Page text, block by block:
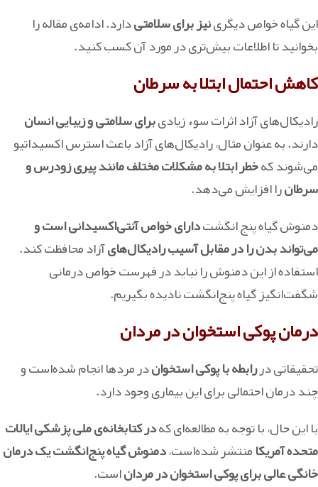
این گیاه خواص دیگرینیز برای سلامتیدارد. ادامه‌ی مقاله را
بخوانید تا اطلاعات بیش‌تری در مورد آن کسب کنید.
کاهش احتمال ابتلا به سرطان
رادیکال‌های آزاد اثرات سوء زیادیبرای سلامتی و زیبایی انسان
دارند. به عنوان مثال، رادیکال‌های آزاد باعث استرس اکسیداتیو
می‌شوند کهخطر ابتلا به مشکلات مختلف مانند پیری زودرس و
سرطانرا افزایش می‌دهد.
دمنوش گیاه پنج انگشتدارای خواص آنتی‌اکسیدانی است و
می‌تواند بدن را در مقابل آسیب رادیکال‌هایآزاد محافظت کند.
استفاده از این دمنوش را نباید در فهرست خواص درمانی
شگفت‌انگیز گیاه پنج‌انگشت نادیده بگیریم.
درمان پوکی استخوان در مردان
تحقیقاتی دررابطه با پوکی استخواندر مردها انجام شده‌است و
چند درمان احتمالی برای این بیماری وجود دارد.
با این حال، با توجه به مطالعه‌ای کهدر کتابخانه­‌ی ملی پزشکی ایالات
متحده آمریکامنتشر شده‌است،دمنوش گیاه پنج‌انگشت یک درمان
خانگی عالی برای پوکی استخوان در مرداناست.